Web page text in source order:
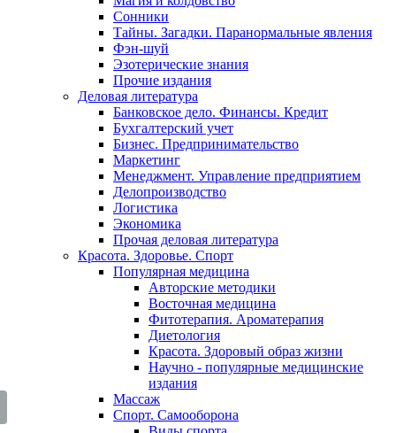
Сонники
Тайны. Загадки. Паранормальные явления
Фэн-шуй
Эзотерические знания
Прочие издания
Деловая литература
Банковское дело. Финансы. Кредит
Бухгалтерский учет
Бизнес. Предпринимательство
Маркетинг
Менеджмент. Управление предприятием
Делопроизводство
Логистика
Экономика
Прочая деловая литература
Красота. Здоровье. Спорт
Популярная медицина
Авторские методики
Восточная медицина
Фитотерапия. Ароматерапия
Диетология
Красота. Здоровый образ жизни
Научно - популярные медицинские
издания
Массаж
Спорт. Самооборона